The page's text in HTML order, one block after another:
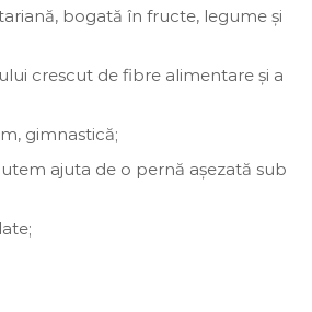
bogată în fructe, legume și
crescut de fibre alimentare și a
gimnastică;
ajuta de o pernă așezată sub